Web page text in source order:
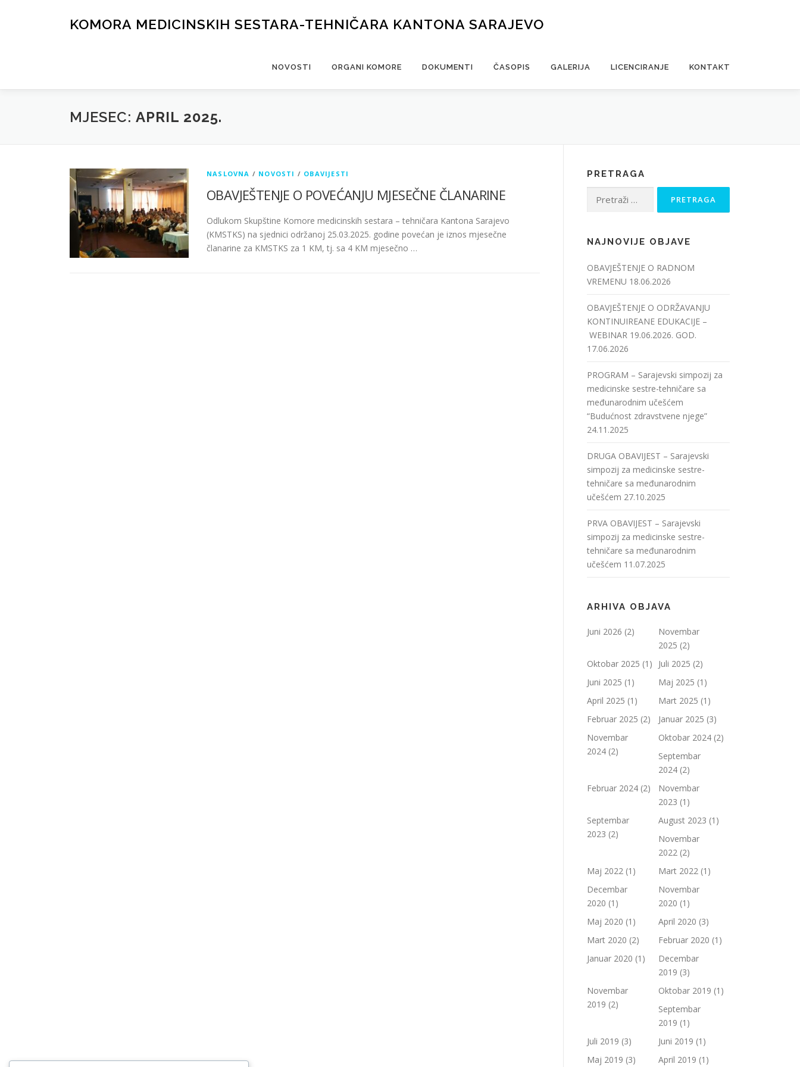
KOMORA MEDICINSKIH SESTARA-TEHNIČARA KANTONA SARAJEVO
NOVOSTI ORGANI KOMORE DOKUMENTI ČASOPIS GALERIJA LICENCIRANJE KONTAKT
MJESEC: APRIL 2025.
NASLOVNA / NOVOSTI / OBAVIJESTI
OBAVJEŠTENJE O POVEĆANJU MJESEČNE ČLANARINE
Odlukom Skupštine Komore medicinskih sestara – tehničara Kantona Sarajevo
(KMSTKS) na sjednici održanoj 25.03.2025. godine povećan je iznos mjesečne
članarine za KMSTKS za 1 KM, tj. sa 4 KM mjesečno …
PRETRAGA
NAJNOVIJE OBJAVE
OBAVJEŠTENJE O RADNOM
VREMENU 18.06.2026
OBAVJEŠTENJE O ODRŽAVANJU
KONTINUIREANE EDUKACIJE –
WEBINAR 19.06.2026. GOD.
17.06.2026
PROGRAM – Sarajevski simpozij za
medicinske sestre-tehničare sa
međunarodnim učešćem
“Budućnost zdravstvene njege”
24.11.2025
DRUGA OBAVIJEST – Sarajevski
simpozij za medicinske sestre-
tehničare sa međunarodnim
učešćem 27.10.2025
PRVA OBAVIJEST – Sarajevski
simpozij za medicinske sestre-
tehničare sa međunarodnim
učešćem 11.07.2025
ARHIVA OBJAVA
Juni 2026 (2)
Novembar
2025 (2)
Oktobar 2025 (1) Juli 2025 (2)
Juni 2025 (1) Maj 2025 (1)
April 2025 (1) Mart 2025 (1)
Februar 2025 (2) Januar 2025 (3)
Novembar
2024 (2)
Oktobar 2024 (2)
Septembar
2024 (2)
Februar 2024 (2)
Novembar
2023 (1)
Septembar
2023 (2)
August 2023 (1)
Novembar
2022 (2)
Maj 2022 (1) Mart 2022 (1)
Decembar
2020 (1)
Novembar
2020 (1)
Maj 2020 (1) April 2020 (3)
Mart 2020 (2) Februar 2020 (1)
Januar 2020 (1)
Decembar
2019 (3)
Novembar
2019 (2)
Oktobar 2019 (1)
Septembar
2019 (1)
Juli 2019 (3) Juni 2019 (1)
Maj 2019 (3) April 2019 (1)